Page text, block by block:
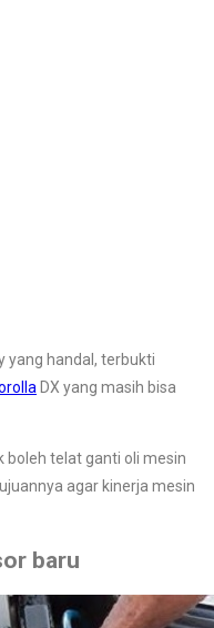
yang handal, terbukti
DX yang masih bisa
boleh telat ganti oli mesin
agar kinerja mesin
baru